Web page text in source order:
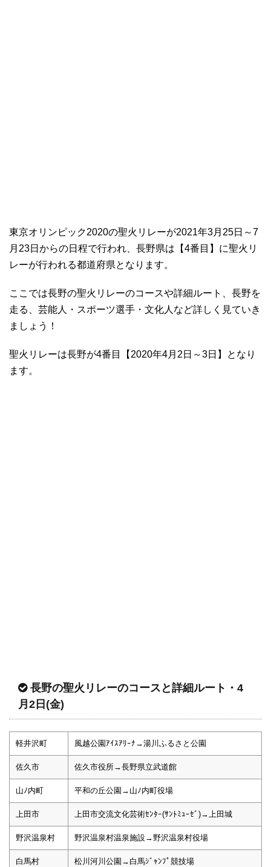
東京オリンピック2020の聖火リレーが2021年3月25日～7
月23日からの日程で行われ、長野県は【4番目】に聖火リ
レーが行われる都道府県となります。
ここでは長野の聖火リレーのコースや詳細ルート、長野を
走る、芸能人・スポーツ選手・文化人など詳しく見ていき
ましょう！
聖火リレーは長野が4番目【2020年4月2日～3日】となり
ます。
長野の聖火リレーのコースと詳細ルート・4
月2日(金)
軽井沢町 風越公園ｱｲｽｱﾘｰﾅ→湯川ふるさと公園
佐久市 佐久市役所→長野県立武道館
山ﾉ内町 平和の丘公園→山ﾉ内町役場
上田市 上田市交流文化芸術ｾﾝﾀｰ(ｻﾝﾄﾐｭｰｾﾞ)→上田城
野沢温泉村 野沢温泉村温泉施設→野沢温泉村役場
白馬村 松川河川公園→白馬ｼﾞｬﾝﾌﾟ競技場